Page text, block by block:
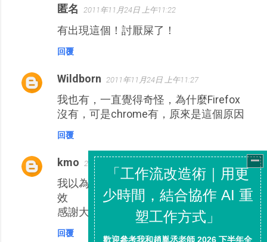
匿名 2011年11月24日 上午11:22
有出現這個！討厭屎了！
回覆
Wildborn 2011年11月24日 上午11:27
我也有，一直覺得奇怪，為什麼Firefox
沒有，可是chrome有，原來是這個原因
回覆
kmo 2011年11月24日 上午11:33
我以為FB又改版造成我檔廣告程式又失
效
感謝大大抓到兇手
回覆